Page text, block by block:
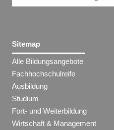
Sitemap
Alle Bildungsangebote
Fachhochschulreife
Ausbildung
Studium
Fort- und Weiterbildung
Wirtschaft & Management